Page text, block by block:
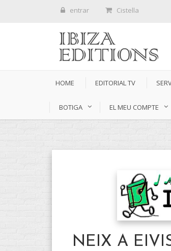
entrar Cistella
HOME EDITORIAL TV
BOTIGA EL MEU COMPTE
NEIX A